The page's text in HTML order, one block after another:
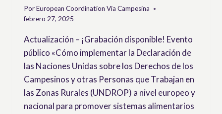
PorEuropean Coordination Via Campesina
febrero 27, 2025
Actualización – ¡Grabación disponible! Evento
público «Cómo implementar la Declaración de
las Naciones Unidas sobre los Derechos de los
Campesinos y otras Personas que Trabajan en
las Zonas Rurales (UNDROP) a nivel europeo y
nacional para promover sistemas alimentarios